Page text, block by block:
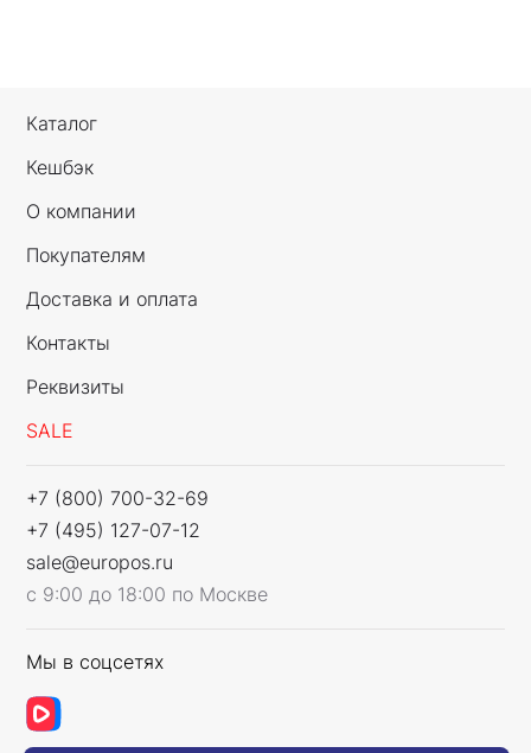
Каталог
Кешбэк
О компании
Покупателям
Доставка и оплата
Контакты
Реквизиты
SALE
+7 (800) 700-32-69
+7 (495) 127-07-12
sale@europos.ru
с 9:00 до 18:00 по Москве
Мы в соцсетях